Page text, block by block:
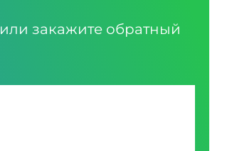
или закажите обратный